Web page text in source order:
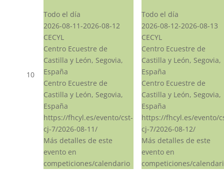
10
Todo el día
2026-08-11-2026-08-12
CECYL
Centro Ecuestre de
Castilla y León, Segovia,
España
Centro Ecuestre de
Castilla y León, Segovia,
España
https://fhcyl.es/evento/cst-
cj-7/2026-08-11/
Más detalles de este
evento en
competiciones/calendario
Todo el día
2026-08-12-2026-08-13
CECYL
Centro Ecuestre de
Castilla y León, Segovia,
España
Centro Ecuestre de
Castilla y León, Segovia,
España
https://fhcyl.es/evento/
cj-7/2026-08-12/
Más detalles de este
evento en
competiciones/